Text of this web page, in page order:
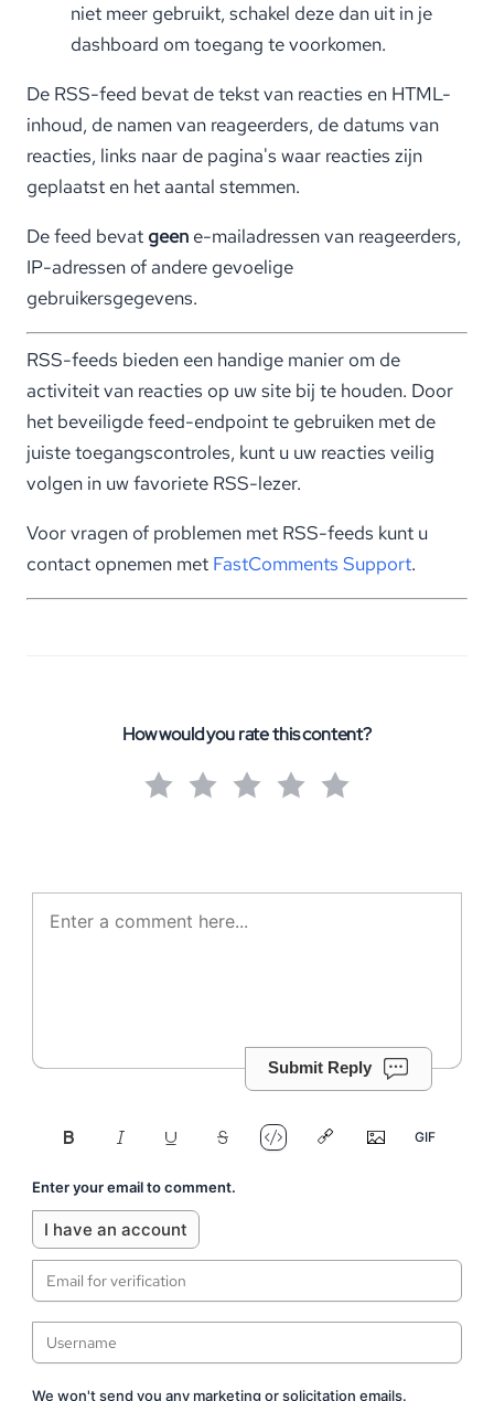
niet meer gebruikt, schakel deze dan uit in je
dashboard om toegang te voorkomen.
De RSS-feed bevat de tekst van reacties en HTML-
inhoud, de namen van reageerders, de datums van
reacties, links naar de pagina's waar reacties zijn
geplaatst en het aantal stemmen.
De feed bevat geen e-mailadressen van reageerders,
IP-adressen of andere gevoelige
gebruikersgegevens.
RSS-feeds bieden een handige manier om de
activiteit van reacties op uw site bij te houden. Door
het beveiligde feed-endpoint te gebruiken met de
juiste toegangscontroles, kunt u uw reacties veilig
volgen in uw favoriete RSS-lezer.
Voor vragen of problemen met RSS-feeds kunt u
contact opnemen met FastComments Support.
How would you rate this content?
Submit Reply
Enter your email to comment.
I have an account
We won't send you any marketing or solicitation emails.